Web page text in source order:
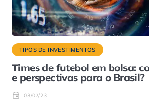
TIPOS DE INVESTIMENTOS
Times de futebol em bolsa:
e perspectivas para o Brasil?
03/02/23